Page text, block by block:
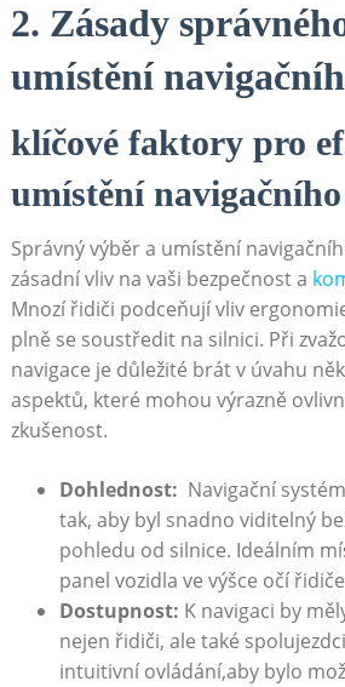
2. Zásady
umístění
klíčové faktory pro
umístění
Správný výběr a umístění
zásadní vliv na vaši⁤ bezpečnost a
Mnozí řidiči podceňují vliv
plně ⁣se soustředit na silnici. ⁣Při
navigace je důležité brát v úvahu
aspektů, které mohou výrazně
zkušenost.
Dohlednost:
Navigační
tak, aby ‍byl snadno viditelný
pohledu od silnice. ⁤Ideálním
panel ​vozidla ve výšce očí
Dostupnost: K navigaci ⁢by
nejen řidiči, ale také
‌intuitivní ovládání,aby bylo